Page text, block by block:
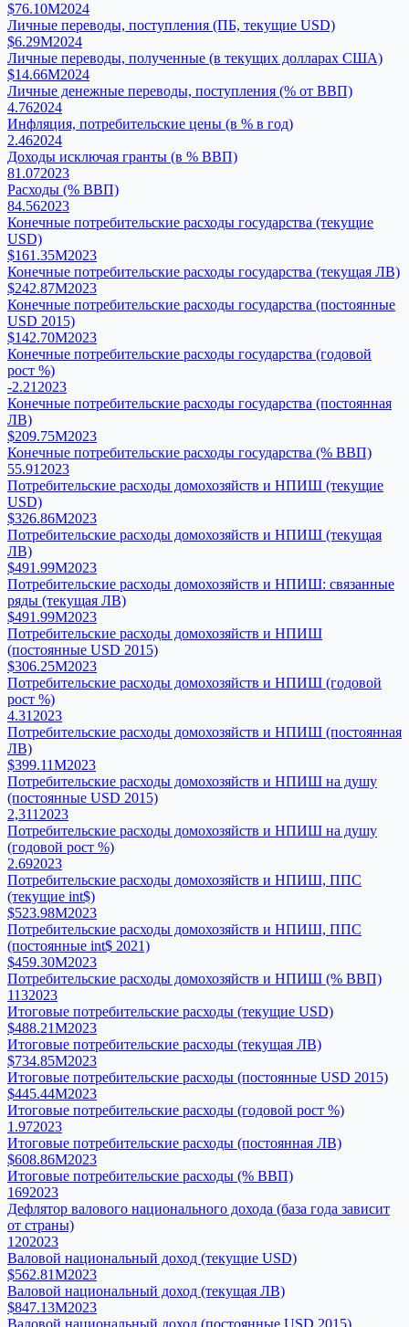
$76.10M2024
Личные переводы, поступления (ПБ, текущие USD)
$6.29M2024
Личные переводы, полученные (в текущих долларах США)
$14.66M2024
Личные денежные переводы, поступления (% от ВВП)
4.762024
Инфляция, потребительские цены (в % в год)
2.462024
Доходы исключая гранты (в % ВВП)
81.072023
Расходы (% ВВП)
84.562023
Конечные потребительские расходы государства (текущие
USD)
$161.35M2023
Конечные потребительские расходы государства (текущая ЛВ)
$242.87M2023
Конечные потребительские расходы государства (постоянные
USD 2015)
$142.70M2023
Конечные потребительские расходы государства (годовой
рост %)
-2.21 2023
Конечные потребительские расходы государства (постоянная
ЛВ)
$209.75M2023
Конечные потребительские расходы государства (% ВВП)
55.91 2023
Потребительские расходы домохозяйств и НПИШ (текущие
USD)
$326.86M2023
Потребительские расходы домохозяйств и НПИШ (текущая
ЛВ)
$491.99M2023
Потребительские расходы домохозяйств и НПИШ: связанные
ряды (текущая ЛВ)
$491.99M2023
Потребительские расходы домохозяйств и НПИШ
(постоянные USD 2015)
$306.25M2023
Потребительские расходы домохозяйств и НПИШ (годовой
рост %)
4.31 2023
Потребительские расходы домохозяйств и НПИШ (постоянная
ЛВ)
$399.11M2023
Потребительские расходы домохозяйств и НПИШ на душу
(постоянные USD 2015)
2,311 2023
Потребительские расходы домохозяйств и НПИШ на душу
(годовой рост %)
2.692023
Потребительские расходы домохозяйств и НПИШ, ППС
(текущие int$)
$523.98M2023
Потребительские расходы домохозяйств и НПИШ, ППС
(постоянные int$ 2021)
$459.30M2023
Потребительские расходы домохозяйств и НПИШ (% ВВП)
1132023
Итоговые потребительские расходы (текущие USD)
$488.21M2023
Итоговые потребительские расходы (текущая ЛВ)
$734.85M2023
Итоговые потребительские расходы (постоянные USD 2015)
$445.44M2023
Итоговые потребительские расходы (годовой рост %)
1.972023
Итоговые потребительские расходы (постоянная ЛВ)
$608.86M2023
Итоговые потребительские расходы (% ВВП)
1692023
Дефлятор валового национального дохода (база года зависит
от страны)
1202023
Валовой национальный доход (текущие USD)
$562.81M2023
Валовой национальный доход (текущая ЛВ)
$847.13M2023
Валовой национальный доход (постоянные USD 2015)